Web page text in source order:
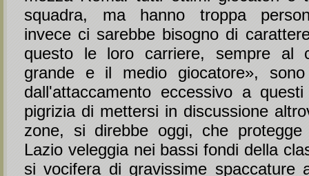
squadra, ma hanno troppa
invece ci sarebbe bisogno di
questo le loro carriere, sempre al
grande e il medio giocatore»,
dall'attaccamento eccessivo a
pigrizia di mettersi in discussione
zone, si direbbe oggi, che
Lazio veleggia nei bassi fondi della
si vocifera di gravissime spaccature